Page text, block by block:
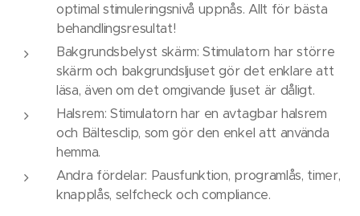
optimal stimuleringsnivå uppnås. Allt för bästa
behandlingsresultat!
Bakgrundsbelyst skärm: Stimulatorn har större
skärm och bakgrundsljuset gör det enklare att
läsa, även om det omgivande ljuset är dåligt.
Halsrem: Stimulatorn har en avtagbar halsrem
och Bältesclip, som gör den enkel att använda
hemma.
Andra fördelar: Pausfunktion, programlås, timer,
knapplås, selfcheck och compliance.